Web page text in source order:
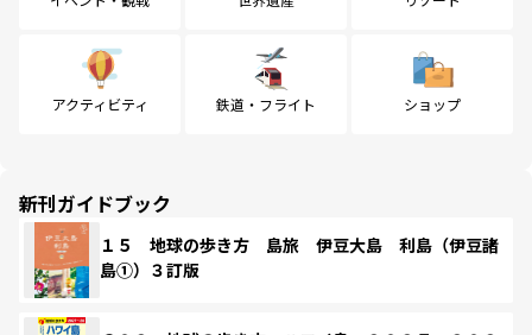
アクティビティ 鉄道・フライト ショップ
新刊ガイドブック
１５ 地球の歩き方 島旅 伊豆大島 利島（伊豆諸
島①）３訂版